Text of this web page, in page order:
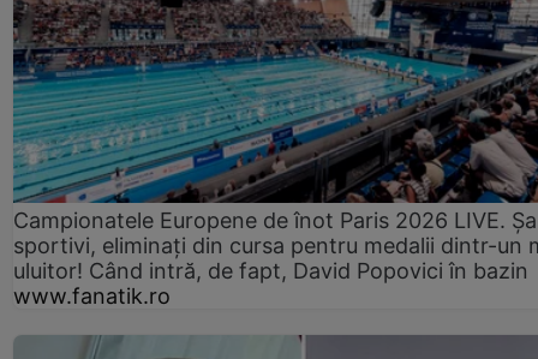
Campionatele Europene de înot Paris 2026 LIVE.
sportivi, eliminați din cursa pentru medalii dintr-un
uluitor! Când intră, de fapt, David Popovici în bazin
www.fanatik.ro